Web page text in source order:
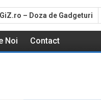
GiZ.ro – Doza de Gadgeturi
Noi Contact